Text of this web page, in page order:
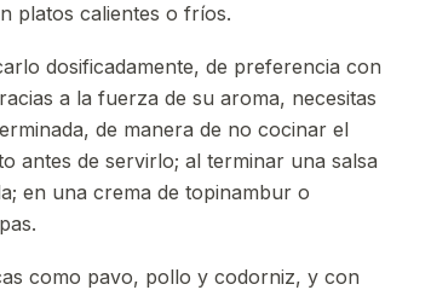
platos calientes o fríos.
dosificadamente, de preferencia con
a la fuerza de su aroma, necesitas
de manera de no cocinar el
antes de servirlo; al terminar una salsa
en una crema de topinambur o
como pavo, pollo y codorniz, y con